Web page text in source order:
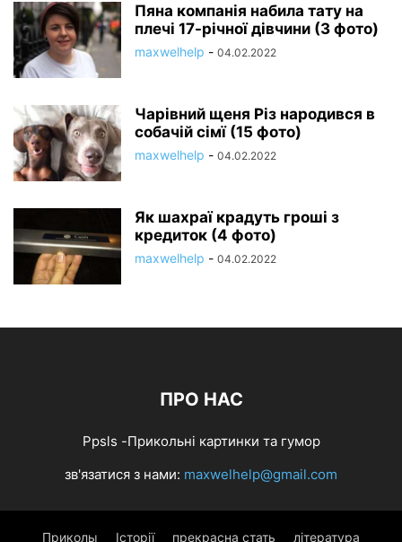
Пяна компанія набила тату на
плечі 17-річної дівчини (3 фото)
maxwelhelp - 04.02.2022
Чарівний щеня Різ народився в
собачій сімї (15 фото)
maxwelhelp - 04.02.2022
Як шахраї крадуть гроші з
кредиток (4 фото)
maxwelhelp - 04.02.2022
ПРО НАС
Ppsls -Прикольні картинки та гумор
зв'язатися з нами: maxwelhelp@gmail.com
Приколы Історії прекрасна стать література